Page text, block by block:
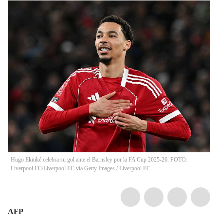
Hugo Ekitiké celebra su gol ante el Barnsley por la FA Cup 2025-26. FOTO:
Liverpool FC/Liverpool FC vía Getty Images / Liverpool FC
AFP